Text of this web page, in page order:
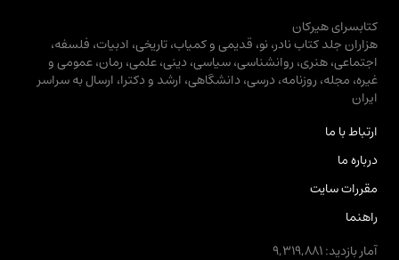
کتابسرای هیرکان
هزاران جلد کتاب نادر، نو، قدیمی و کمیاب، تاریخی، ادبیات، فلسفه،
اجتماعی، هنری، روانشناسی، سیاسی، دینی، علمی، رمان، عمومی و
غیره، مجله، روزنامه، درسی، دانشگاهی، ارشد و دکترا، ارسال به سراسر
ایران
ارتباط با ما
درباره ما
مقررات سایت
راهنما
آمار بازدید: 9,319,881